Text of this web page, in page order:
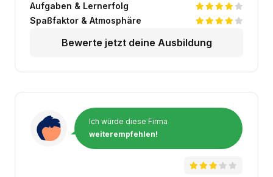
Aufgaben & Lernerfolg
Spaßfaktor & Atmosphäre
Bewerte jetzt deine Ausbildung
Ich würde diese Firma
weiterempfehlen!